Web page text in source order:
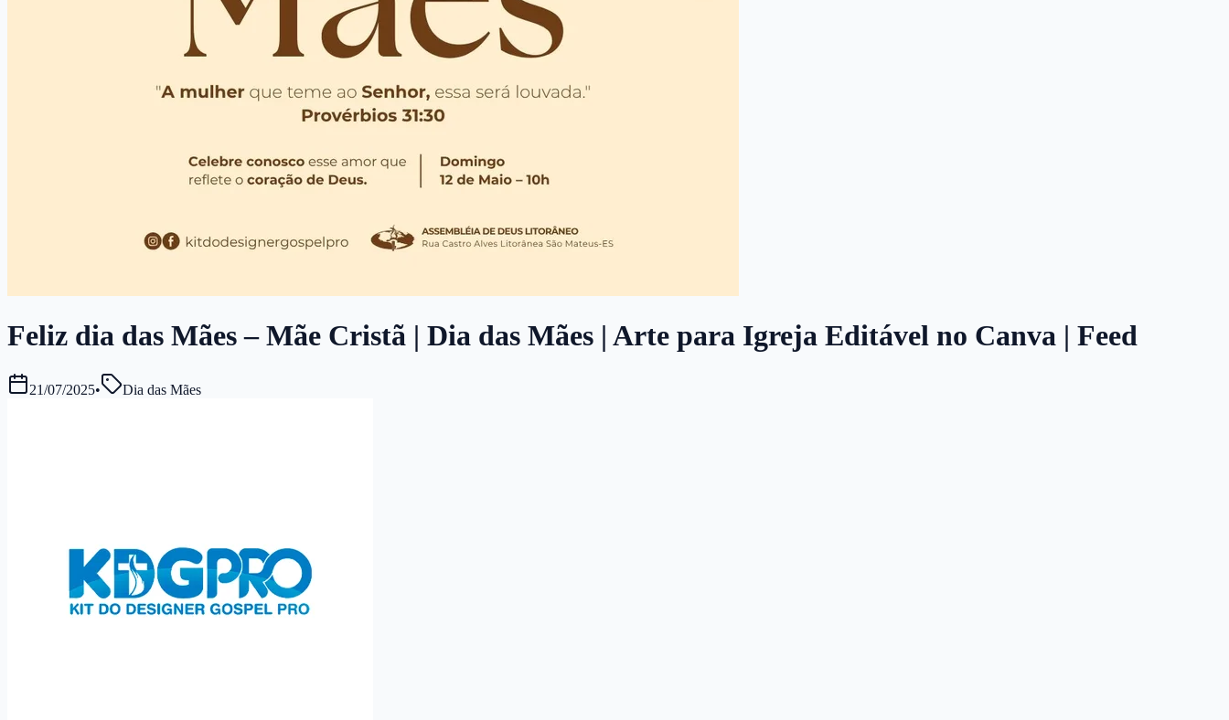
Feliz dia das Mães – Mãe Cristã | Dia das Mães | Arte para Igreja Editável no Canva | Feed
21/07/2025• Dia das Mães